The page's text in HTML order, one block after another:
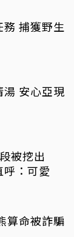
務 捕獲野生
現
被挖出
呼：可愛